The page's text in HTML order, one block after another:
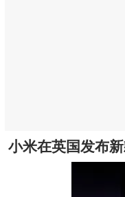
小米在英国发布